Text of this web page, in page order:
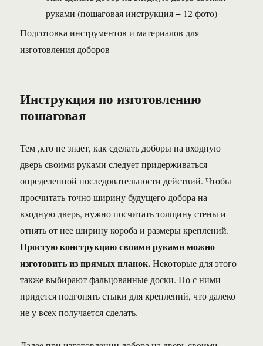
Подготовка инструментов и материалов для
изготовления доборов
Инструкция по изготовлению
пошаговая
Тем ,кто не знает, как сделать доборы на входную
дверь своими руками следует придерживаться
определенной последовательности действий. Чтобы
просчитать точно ширину будущего добора на
входную дверь, нужно посчитать толщину стены и
отнять от нее ширину короба и размеры креплений.
Простую конструкцию своими руками можно
изготовить из прямых планок.Некоторые для этого
также выбирают фальцованные доски. Но с ними
придется подгонять стыки для креплений, что далеко
не у всех получается сделать.